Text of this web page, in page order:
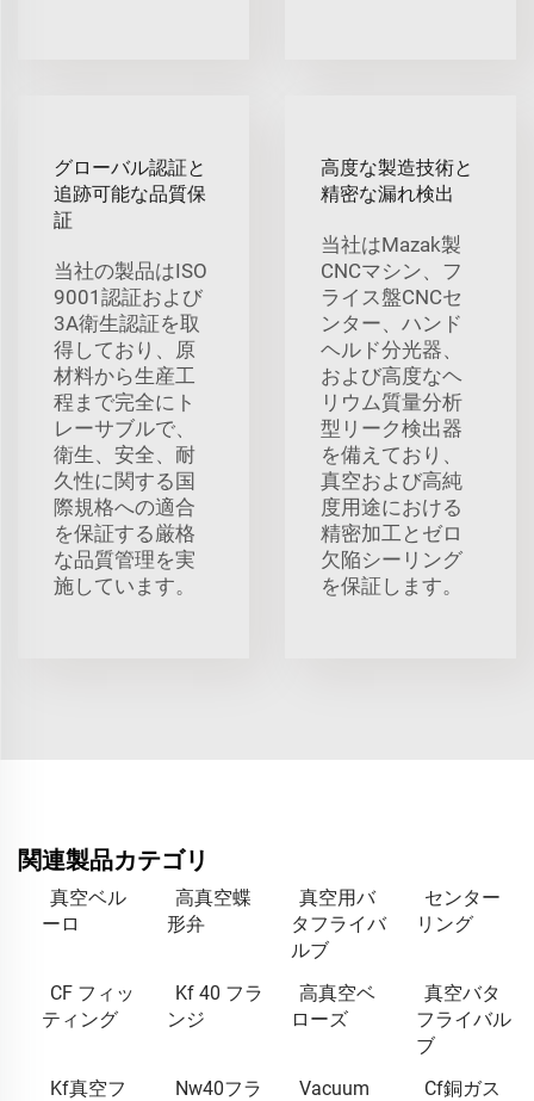
グローバル認証と
追跡可能な品質保
証
当社の製品はISO
9001認証および
3A衛生認証を取
得しており、原
材料から生産工
程まで完全にト
レーサブルで、
衛生、安全、耐
久性に関する国
際規格への適合
を保証する厳格
な品質管理を実
施しています。
高度な製造技術と
精密な漏れ検出
当社はMazak製
CNCマシン、フ
ライス盤CNCセ
ンター、ハンド
ヘルド分光器、
および高度なヘ
リウム質量分析
型リーク検出器
を備えており、
真空および高純
度用途における
精密加工とゼロ
欠陥シーリング
を保証します。
関連製品カテゴリ
真空ベル
ーロ
高真空蝶
形弁
真空用バ
タフライバ
ルブ
センター
リング
CF フィッ
ティング
Kf 40 フラ
ンジ
高真空ベ
ローズ
真空バタ
フライバル
ブ
Kf真空フ
Nw40フラ
Vacuum
Cf銅ガス